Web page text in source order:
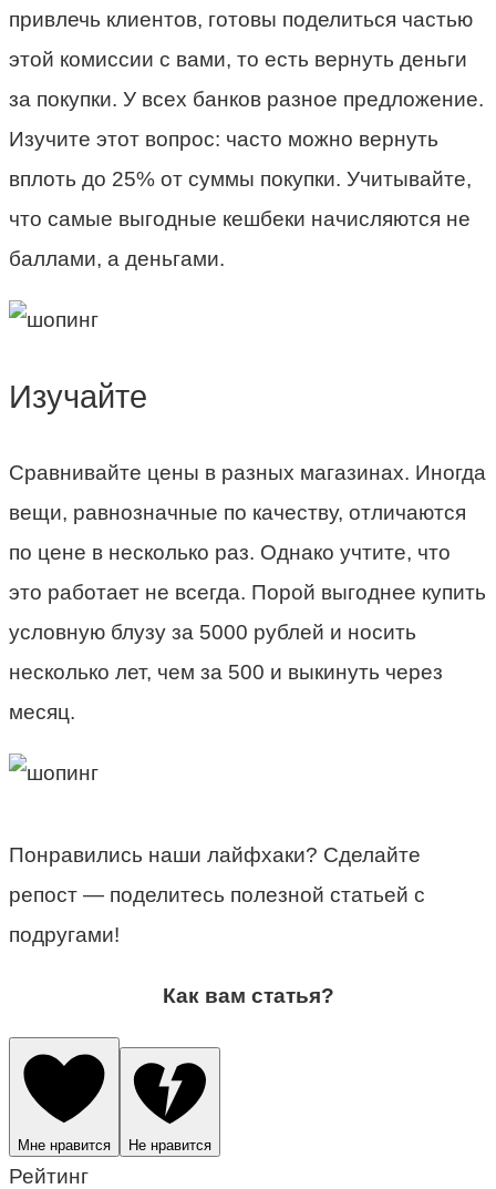
привлечь клиентов, готовы поделиться частью
этой комиссии с вами, то есть вернуть деньги
за покупки. У всех банков разное предложение.
Изучите этот вопрос: часто можно вернуть
вплоть до 25% от суммы покупки. Учитывайте,
что самые выгодные кешбеки начисляются не
баллами, а деньгами.
Изучайте
Сравнивайте цены в разных магазинах. Иногда
вещи, равнозначные по качеству, отличаются
по цене в несколько раз. Однако учтите, что
это работает не всегда. Порой выгоднее купить
условную блузу за 5000 рублей и носить
несколько лет, чем за 500 и выкинуть через
месяц.
Понравились наши лайфхаки? Сделайте
репост — поделитесь полезной статьей с
подругами!
Как вам статья?
Мне нравится Не нравится
Рейтинг